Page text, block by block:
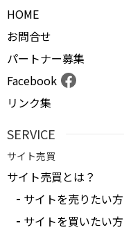
HOME
お問合せ
パートナー募集
Facebook
リンク集
SERVICE
サイト売買
サイト売買とは？
サイトを売りたい方
サイトを買いたい方